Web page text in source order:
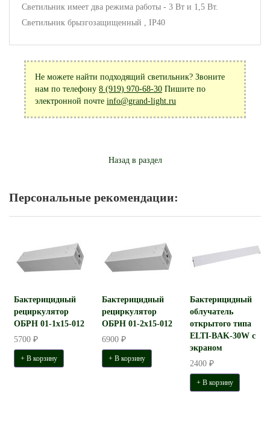
Светильник имеет два режима работы - 3 Вт и 1,5 Вт.
Светильник брызгозащищенный , IP40
Не можете найти подходящий светильник? Звоните
нам по телефону 8 (919) 970-68-30 Пишите по
электронной почте info@grand-light.ru
Назад в раздел
Персональные рекомендации:
Бактерицидный
рециркулятор
ОБРН 01-1x15-012
5700 ₽
+ В корзину
Бактерицидный
рециркулятор
ОБРН 01-2x15-012
6900 ₽
+ В корзину
Бактерицидный
облучатель
открытого типа
ELTI-BAK-30W с
экраном
2400 ₽
+ В корзину